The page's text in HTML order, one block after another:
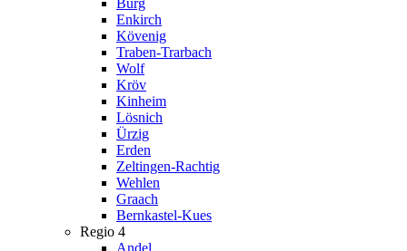
Enkirch
Kövenig
Traben-Trarbach
Wolf
Kröv
Kinheim
Lösnich
Ürzig
Erden
Zeltingen-Rachtig
Wehlen
Graach
Bernkastel-Kues
Regio 4
Andel